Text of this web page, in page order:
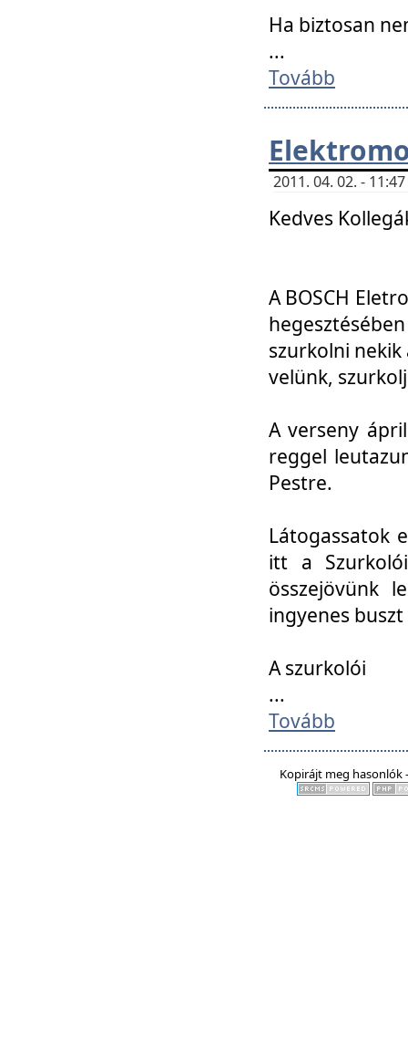
Ha biztosan
...
Tovább
2011. 04. 02. -
Kedves
A BOSCH
szurkolni
velünk,
A verseny
reggel
Pestre.
Látogassatok
itt a
összejövünk
ingyenes
A szurkolói
...
Tovább
Kopirájt meg hasonlók